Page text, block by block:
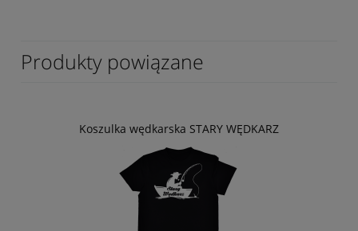
Produkty powiązane
Koszulka wędkarska STARY WĘDKARZ